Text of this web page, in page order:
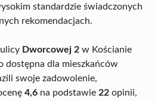
standardzie świadczonych
rekomendacjach.
Dworcowej 2 w Kościanie
dostępna dla mieszkańców
swoje zadowolenie,
4,6 na podstawie 22 opinii,